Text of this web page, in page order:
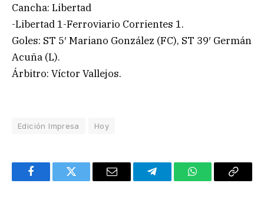
Cancha: Libertad
-Libertad 1-Ferroviario Corrientes 1.
Goles: ST 5′ Mariano González (FC), ST 39′ Germán
Acuña (L).
Árbitro: Víctor Vallejos.
Edición Impresa Hoy
FacebookTwitter Email TelegramWhatsAppCopy